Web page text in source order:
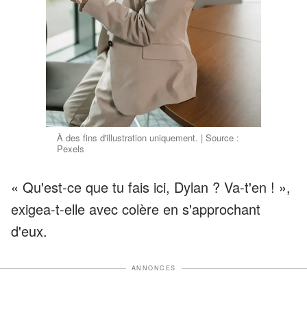
À des fins d'illustration uniquement. | Source :
Pexels
« Qu'est-ce que tu fais ici, Dylan ? Va-t'en ! »,
exigea-t-elle avec colère en s'approchant
d'eux.
ANNONCES